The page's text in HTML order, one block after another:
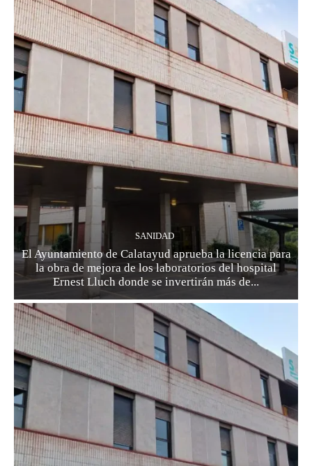
SANIDAD
El Ayuntamiento de Calatayud aprueba la licencia para
la obra de mejora de los laboratorios del hospital
Ernest Lluch donde se invertirán más de...